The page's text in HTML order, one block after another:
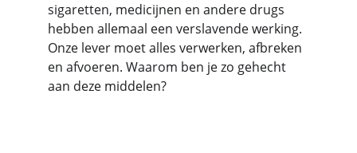
sigaretten, medicijnen en andere drugs
hebben allemaal een verslavende werking.
Onze lever moet alles verwerken, afbreken
en afvoeren. Waarom ben je zo gehecht
aan deze middelen?